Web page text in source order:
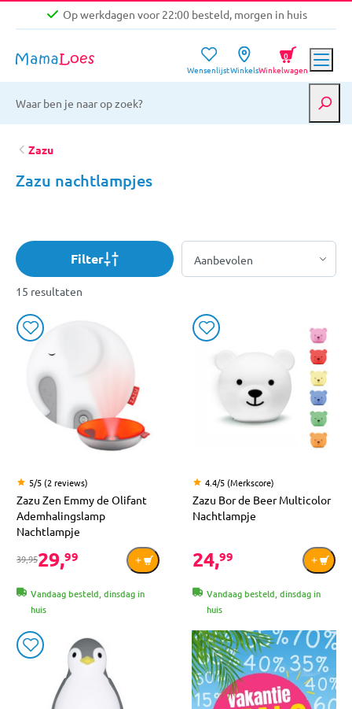
Op werkdagen voor 22:00 besteld, morgen in huis
Gratis verzending vanaf €39,-
Op werkdagen voor 22:00 besteld, morgen in huis
WensenlijstWinkelsWinkelwagen
0
Zazu
Zazu nachtlampjes
Filter
15 resultaten
5/5 (2 reviews)
Zazu Zen Emmy de Olifant
Ademhalingslamp
Nachtlampje
39,9529,99
Vandaag besteld, dinsdag in
huis
4.4/5 (Merkscore)
Zazu Bor de Beer Multicolor
Nachtlampje
24,99
Vandaag besteld, dinsdag in
huis